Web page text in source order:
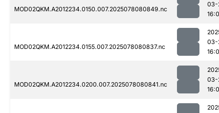
MOD02QKM.A2012234.0150.007.2025078080849.nc
03-
MOD02QKM.A2012234.0155.007.2025078080837.nc
03-
MOD02QKM.A2012234.0200.007.2025078080841.nc
03-